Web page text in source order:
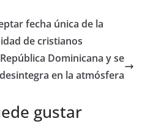
fecha única de la
de cristianos
Dominicana y se
desintegra en la atmósfera
gustar